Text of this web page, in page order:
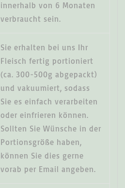
innerhalb von 6 Monaten
verbraucht sein.
Sie erhalten bei uns Ihr
Fleisch fertig portioniert
(ca. 300-500g abgepackt)
und vakuumiert, sodass
Sie es einfach verarbeiten
oder einfrieren können.
Sollten Sie Wünsche in der
Portionsgröße haben,
können Sie dies gerne
vorab per Email angeben.